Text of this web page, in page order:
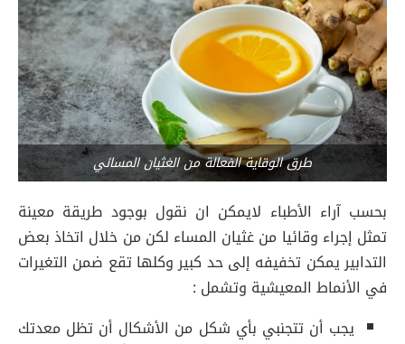
طرق الوقاية الفعالة من الغثيان المسائي
بحسب آراء الأطباء لايمكن ان نقول بوجود طريقة معينة
تمثل إجراء وقائيا من غثيان المساء لكن من خلال اتخاذ بعض
التدابير يمكن تخفيفه إلى حد كبير وكلها تقع ضمن التغيرات
في الأنماط المعيشية وتشمل :
يجب أن تتجنبي بأي شكل من الأشكال أن تظل معدتك